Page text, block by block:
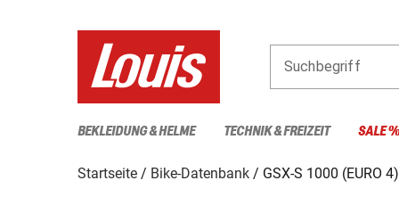
Suchbegriff
BEKLEIDUNG & HELME TECHNIK & FREIZEIT SALE %
Startseite Bike-Datenbank
GSX-S 1000 (EURO 4)